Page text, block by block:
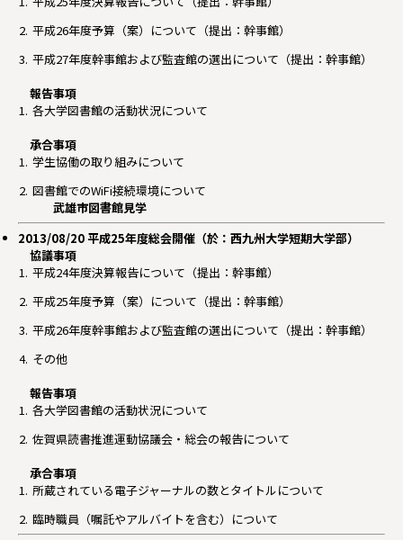
平成26年度予算（案）について（提出：幹事館）
平成27年度幹事館および監査館の選出について（提出：幹事館）
報告事項
各大学図書館の活動状況について
承合事項
学生協働の取り組みについて
図書館でのWiFi接続環境について
武雄市図書館見学
2013/08/20 平成25年度総会開催（於：西九州大学短期大学部）
協議事項
平成24年度決算報告について（提出：幹事館）
平成25年度予算（案）について（提出：幹事館）
平成26年度幹事館および監査館の選出について（提出：幹事館）
その他
報告事項
各大学図書館の活動状況について
佐賀県読書推進運動協議会・総会の報告について
承合事項
所蔵されている電子ジャーナルの数とタイトルについて
臨時職員（嘱託やアルバイトを含む）について